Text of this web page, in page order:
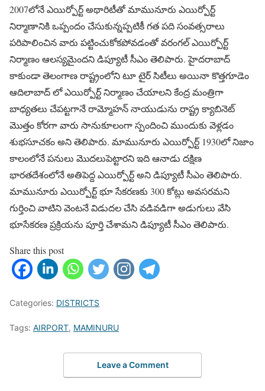
2007లోనే ఎయిర్పోర్ట్ అథారిటీతో మామునూరు ఎయిర్పోర్ట్
నిర్మాణానికి ఒప్పందం చేసుకున్నప్పటికీ గత పది సంవత్సరాలు
పరిపాలించిన వారు పట్టించుకోకపోవడంతో వరంగల్ ఎయిర్పోర్ట్
నిర్మాణం ఆలస్యమైందని డిప్యూటీ సీఎం తెలిపారు. హైదరాబాద్
కాకుండా తెలంగాణ రాష్ట్రంలోని టూ టైర్ సిటీలు అయినా కొత్తగూడెం
ఆదిలాబాద్ లో ఎయిర్పోర్ట్ నిర్మాణం చేయాలని కేంద్ర మంత్రిగా
బాధ్యతలు చేపట్టగానే రామ్మోహన్ నాయుడును రాష్ట్ర క్యాబినెట్
మొత్తం కోరగా వారు సానుకూలంగా స్పందించి ముందుకు వెళ్లడం
శుభసూచకం అని తెలిపారు. మామునూరు ఎయిర్పోర్ట్ 1930లో నిజాం
కాలంలోనే పనులు మొదలుపెట్టారని ఇది ఆనాడు దక్షిణ
భారతదేశంలోనే అతిపెద్ద ఎయిర్పోర్ట్ అని డిప్యూటీ సీఎం తెలిపారు.
మామునూరు ఎయిర్పోర్ట్ భూ సేకరణకు 300 కోట్లు అవసరమని
గుర్తించి వాటిని వెంటనే విడుదల చేసి వడివడిగా అడుగులు వేసి
భూసేకరణ ప్రక్రియను పూర్తి చేశామని డిప్యూటీ సీఎం తెలిపారు.
Share this post
Categories: DISTRICTS
Tags: AIRPORT, MAMINURU
Leave a Comment